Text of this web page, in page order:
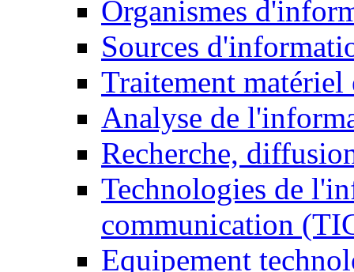
Organismes
Sources
Traitement matériel
Analyse de
Recherche,
Technologies de
communication
Equipement